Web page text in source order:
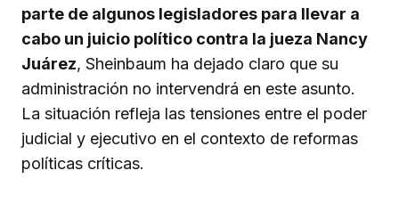
parte de algunos legisladores para llevar a
cabo un juicio político contra la jueza Nancy
Juárez, Sheinbaum ha dejado claro que su
administración no intervendrá en este asunto.
La situación refleja las tensiones entre el poder
judicial y ejecutivo en el contexto de reformas
políticas críticas.